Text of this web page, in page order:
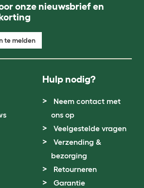
onze nieuwsbrief en
te melden
Hulp nodig?
Neem contact met
ons op
Veelgestelde vragen
Verzending &
bezorging
Retourneren
Garantie